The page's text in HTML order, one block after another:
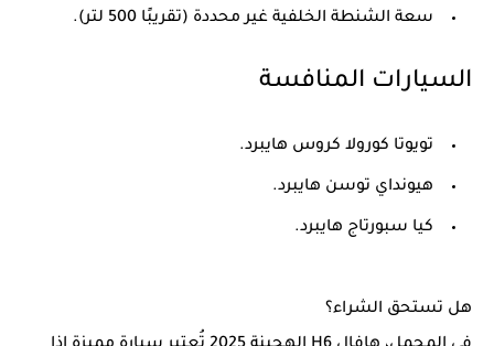
سعة الشنطة الخلفية غير محددة (تقريبًا 500 لتر).
السيارات المنافسة
تويوتا كورولا كروس هايبرد.
هيونداي توسن هايبرد.
كيا سبورتاج هايبرد.
هل تستحق الشراء؟